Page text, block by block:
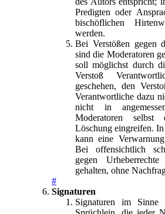
Predigten oder
bischöflichen
werden.
Bei Verstößen gegen
sind die Moderatoren
soll möglichst durch
Verstoß
geschehen, den
Verantwortliche dazu
nicht in
Moderatoren
Löschung eingreifen.
kann eine
Bei offensichtlich
gegen
gehalten, ohne
#
Signaturen
Signaturen im